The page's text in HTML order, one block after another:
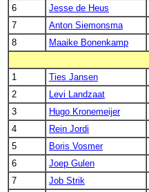
6
Jesse de Heus
7
Anton Siemonsma
8
Maaike Bonenkamp
1
Ties Jansen
2
Levi Landzaat
3
Hugo Kronemeijer
4
Rein Jordi
5
Boris Vosmer
6
Joep Gulen
7
Job Strik